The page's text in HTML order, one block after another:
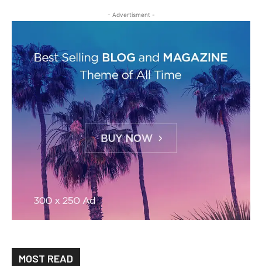
- Advertisment -
MOST READ